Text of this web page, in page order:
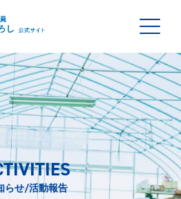
らせ/活動報告